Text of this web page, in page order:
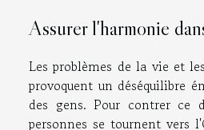
Assurer l'harmonie
Les problèmes de la vie et
provoquent un déséquilibre
des gens. Pour contrer ce
personnes se tournent vers